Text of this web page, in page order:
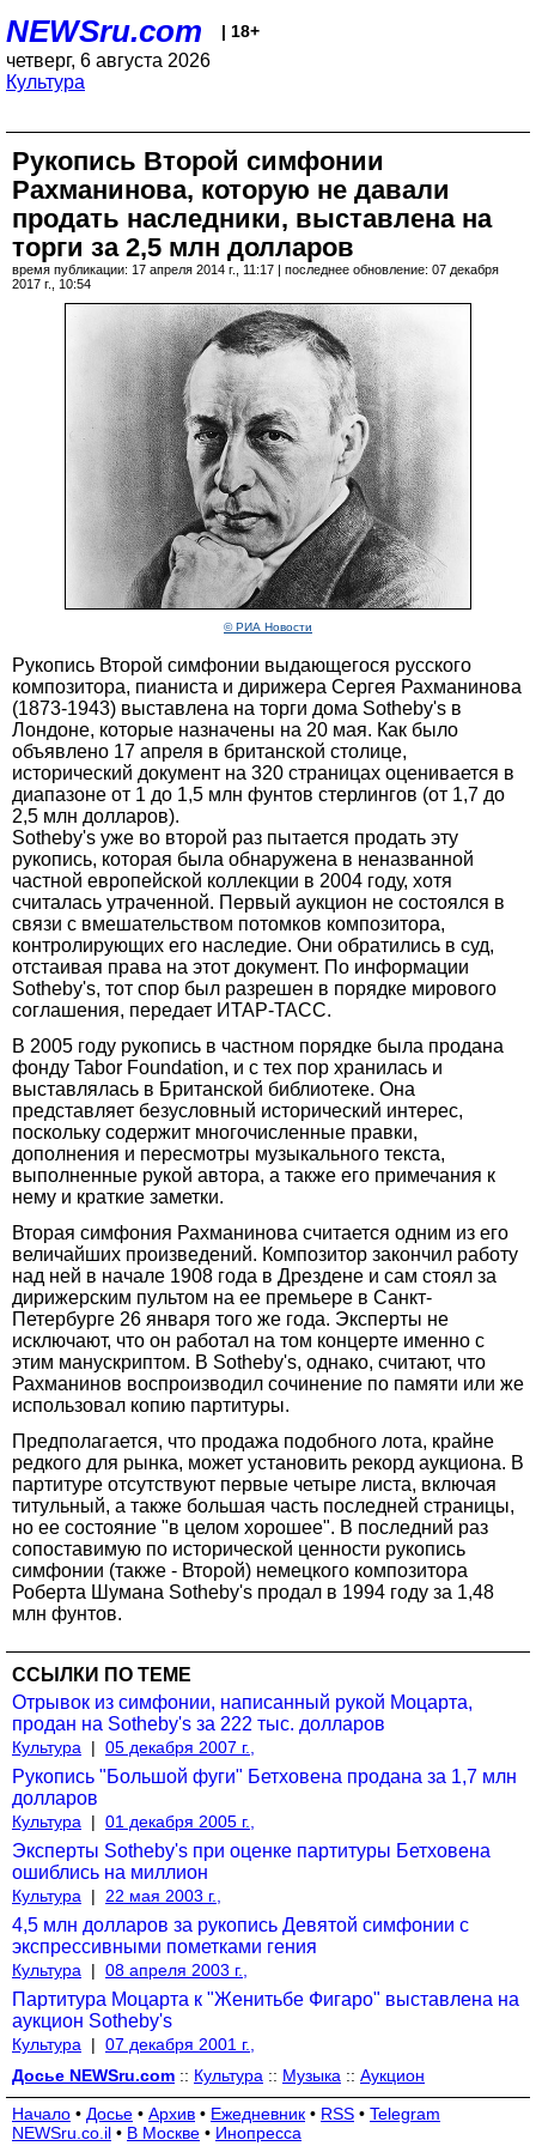
NEWSru.com | 18+
четверг, 6 августа 2026
Культура
Рукопись Второй симфонии
Рахманинова, которую не давали
продать наследники, выставлена на
торги за 2,5 млн долларов
время публикации: 17 апреля 2014 г., 11:17 | последнее обновление: 07 декабря
2017 г., 10:54
© РИА Новости
Рукопись Второй симфонии выдающегося русского
композитора, пианиста и дирижера Сергея Рахманинова
(1873-1943) выставлена на торги дома Sotheby's в
Лондоне, которые назначены на 20 мая. Как было
объявлено 17 апреля в британской столице,
исторический документ на 320 страницах оценивается в
диапазоне от 1 до 1,5 млн фунтов стерлингов (от 1,7 до
2,5 млн долларов).
Sotheby's уже во второй раз пытается продать эту
рукопись, которая была обнаружена в неназванной
частной европейской коллекции в 2004 году, хотя
считалась утраченной. Первый аукцион не состоялся в
связи с вмешательством потомков композитора,
контролирующих его наследие. Они обратились в суд,
отстаивая права на этот документ. По информации
Sotheby's, тот спор был разрешен в порядке мирового
соглашения, передает ИТАР-ТАСС.
В 2005 году рукопись в частном порядке была продана
фонду Tabor Foundation, и с тех пор хранилась и
выставлялась в Британской библиотеке. Она
представляет безусловный исторический интерес,
поскольку содержит многочисленные правки,
дополнения и пересмотры музыкального текста,
выполненные рукой автора, а также его примечания к
нему и краткие заметки.
Вторая симфония Рахманинова считается одним из его
величайших произведений. Композитор закончил работу
над ней в начале 1908 года в Дрездене и сам стоял за
дирижерским пультом на ее премьере в Санкт-
Петербурге 26 января того же года. Эксперты не
исключают, что он работал на том концерте именно с
этим манускриптом. В Sotheby's, однако, считают, что
Рахманинов воспроизводил сочинение по памяти или же
использовал копию партитуры.
Предполагается, что продажа подобного лота, крайне
редкого для рынка, может установить рекорд аукциона. В
партитуре отсутствуют первые четыре листа, включая
титульный, а также большая часть последней страницы,
но ее состояние "в целом хорошее". В последний раз
сопоставимую по исторической ценности рукопись
симфонии (также - Второй) немецкого композитора
Роберта Шумана Sotheby's продал в 1994 году за 1,48
млн фунтов.
ССЫЛКИ ПО ТЕМЕ
Отрывок из симфонии, написанный рукой Моцарта,
продан на Sotheby's за 222 тыс. долларов
Культура | 05 декабря 2007 г.,
Рукопись "Большой фуги" Бетховена продана за 1,7 млн
долларов
Культура | 01 декабря 2005 г.,
Эксперты Sotheby's при оценке партитуры Бетховена
ошиблись на миллион
Культура | 22 мая 2003 г.,
4,5 млн долларов за рукопись Девятой симфонии с
экспрессивными пометками гения
Культура | 08 апреля 2003 г.,
Партитура Моцарта к "Женитьбе Фигаро" выставлена на
аукцион Sotheby's
Культура | 07 декабря 2001 г.,
Досье NEWSru.com :: Культура :: Музыка :: Аукцион
Начало • Досье • Архив • Ежедневник • RSS • Telegram
NEWSru.co.il • В Москве • Инопресса